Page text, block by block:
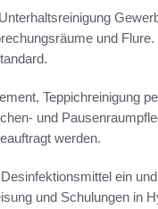
und
Teppichreinigung
und
werden.
ein
und Schulungen in